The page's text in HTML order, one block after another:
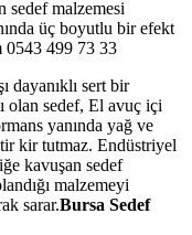
sedef malzemesi
üç boyutlu bir efekt
0543 499 73 33
dayanıklı sert bir
olan sedef, El avuç içi
yanında yağ ve
kir tutmaz. Endüstriyel
kavuşan sedef
malzemeyi
sarar.Bursa Sedef